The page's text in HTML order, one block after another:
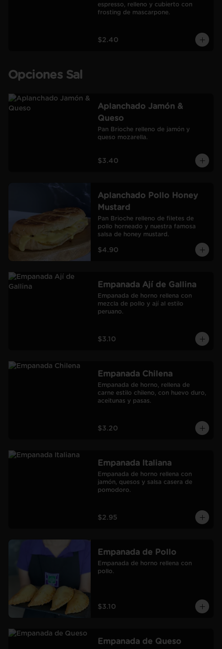
espresso, relleno y cubierto con
frosting de mascarpone.
$2.40
Opciones Sal
Aplanchado Jamón &
Queso
Pan Brioche relleno de jamón y
queso mozarella.
$3.40
Aplanchado Pollo Honey
Mustard
Pan Brioche relleno de filetes de
pollo horneado y nuestra famosa
salsa de honey mustard.
$4.90
Empanada Ají de Gallina
Empanada de horno rellena con
mezcla de pollo y ají al estilo
peruano.
$3.10
Empanada Chilena
Empanada de horno, rellena de
carne estilo chileno, con huevo duro,
aceitunas y pasas.
$3.20
Empanada Italiana
Empanada de horno rellena con
jamón, quesos y salsa casera de
pomodoro.
$2.95
Empanada de Pollo
Empanada de horno rellena con
pollo.
$3.10
Empanada de Queso